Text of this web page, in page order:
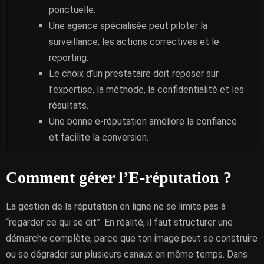
ponctuelle.
Une agence spécialisée peut piloter la
surveillance, les actions correctives et le
reporting.
Le choix d’un prestataire doit reposer sur
l’expertise, la méthode, la confidentialité et les
résultats.
Une bonne e-réputation améliore la confiance
et facilite la conversion.
Comment gérer l’E-réputation ?
La gestion de la réputation en ligne ne se limite pas à
“regarder ce qui se dit”. En réalité, il faut structurer une
démarche complète, parce que ton image peut se construire
ou se dégrader sur plusieurs canaux en même temps. Dans